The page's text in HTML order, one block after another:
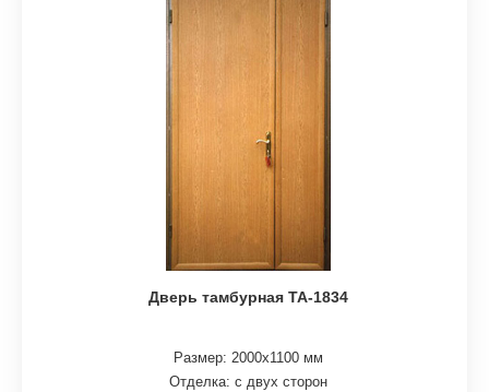
Дверь тамбурная ТА-1834
Размер: 2000х1100 мм
Отделка: с двух сторон